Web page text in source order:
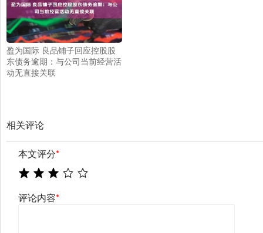
盈为国际 良品铺子回应控股股
东债务逾期：与公司当前经营活
动无直接关联
相关评论
本文评分*
评论内容*